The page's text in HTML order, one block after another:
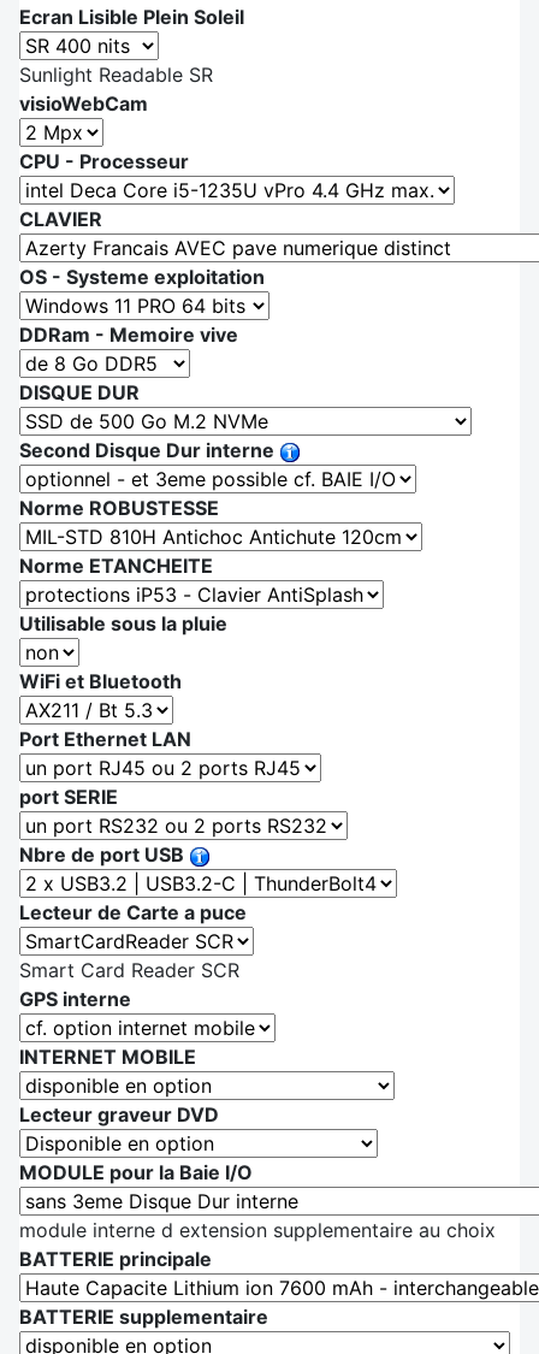
Ecran Lisible Plein Soleil
Sunlight Readable SR
visioWebCam
CPU - Processeur
CLAVIER
OS - Systeme exploitation
DDRam - Memoire vive
DISQUE DUR
Second Disque Dur interne
Norme ROBUSTESSE
Norme ETANCHEITE
Utilisable sous la pluie
WiFi et Bluetooth
Port Ethernet LAN
port SERIE
Nbre de port USB
Lecteur de Carte a puce
Smart Card Reader SCR
GPS interne
INTERNET MOBILE
Lecteur graveur DVD
MODULE pour la Baie I/O
module interne d extension supplementaire au choix
BATTERIE principale
BATTERIE supplementaire